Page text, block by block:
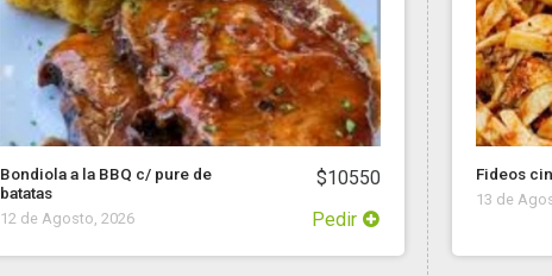
Bondiola a la BBQ c/ pure de
batatas
$10550
12 de Agosto, 2026 Pedir
Fideos
13 de